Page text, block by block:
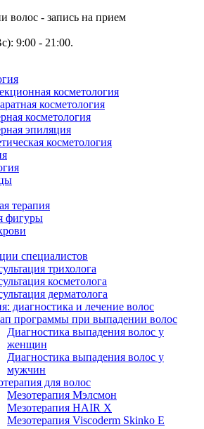
9:00 - 21:00.
косметология
косметология
косметология
эпиляция
косметология
терапия
фигуры
специалистов
трихолога
косметолога
дерматолога
диагностика и лечение волос
программы при выпадении волос
Диагностика выпадения волос у
женщин
Диагностика выпадения волос у
мужчин
для волос
Мезотерапия Мэлсмон
Мезотерапия HAIR X
Мезотерапия Viscoderm Skinko E